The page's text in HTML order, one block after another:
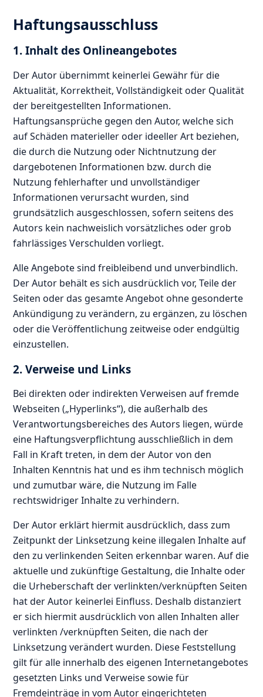
Haftungsausschluss
1. Inhalt des Onlineangebotes
Der Autor übernimmt keinerlei Gewähr für die
Aktualität, Korrektheit, Vollständigkeit oder Qualität
der bereitgestellten Informationen.
Haftungsansprüche gegen den Autor, welche sich
auf Schäden materieller oder ideeller Art beziehen,
die durch die Nutzung oder Nichtnutzung der
dargebotenen Informationen bzw. durch die
Nutzung fehlerhafter und unvollständiger
Informationen verursacht wurden, sind
grundsätzlich ausgeschlossen, sofern seitens des
Autors kein nachweislich vorsätzliches oder grob
fahrlässiges Verschulden vorliegt.
Alle Angebote sind freibleibend und unverbindlich.
Der Autor behält es sich ausdrücklich vor, Teile der
Seiten oder das gesamte Angebot ohne gesonderte
Ankündigung zu verändern, zu ergänzen, zu löschen
oder die Veröffentlichung zeitweise oder endgültig
einzustellen.
2. Verweise und Links
Bei direkten oder indirekten Verweisen auf fremde
Webseiten („Hyperlinks“), die außerhalb des
Verantwortungsbereiches des Autors liegen, würde
eine Haftungsverpflichtung ausschließlich in dem
Fall in Kraft treten, in dem der Autor von den
Inhalten Kenntnis hat und es ihm technisch möglich
und zumutbar wäre, die Nutzung im Falle
rechtswidriger Inhalte zu verhindern.
Der Autor erklärt hiermit ausdrücklich, dass zum
Zeitpunkt der Linksetzung keine illegalen Inhalte auf
den zu verlinkenden Seiten erkennbar waren. Auf die
aktuelle und zukünftige Gestaltung, die Inhalte oder
die Urheberschaft der verlinkten/verknüpften Seiten
hat der Autor keinerlei Einfluss. Deshalb distanziert
er sich hiermit ausdrücklich von allen Inhalten aller
verlinkten /verknüpften Seiten, die nach der
Linksetzung verändert wurden. Diese Feststellung
gilt für alle innerhalb des eigenen Internetangebotes
gesetzten Links und Verweise sowie für
Fremdeinträge in vom Autor eingerichteten